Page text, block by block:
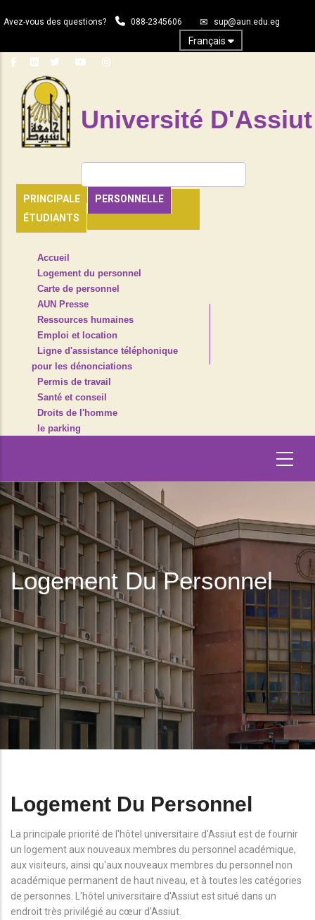
au
principal
Avez-vous des questions? 088-2345606 sup@aun.edu.eg
Français
Université D'Assiut
PRINCIPALE
PERSONNELLE
ÉTUDIANTS
HEADER
NAVIGATION
Accueil
Logement du personnel
Carte de personnel
AUN Presse
Ressources humaines
Emploi et location
Ligne d'assistance téléphonique
pour les dénonciations
Permis de travail
Santé et conseil
Droits de l'homme
le parking
Logement Du Personnel
Logement Du Personnel
La principale priorité de l'hôtel universitaire d'Assiut est de fournir
un logement aux nouveaux membres du personnel académique,
aux visiteurs, ainsi qu'aux nouveaux membres du personnel non
académique permanent de haut niveau, et à toutes les catégories
de personnes. L'hôtel universitaire d'Assiut est situé dans un
endroit très privilégié au cœur d'Assiut.